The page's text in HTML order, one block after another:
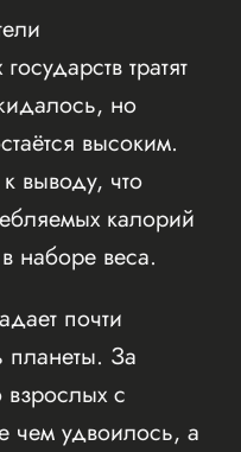
тратят
но
высоким.
выводу, что
калорий
наборе веса.
почти
За
с
чем удвоилось, а